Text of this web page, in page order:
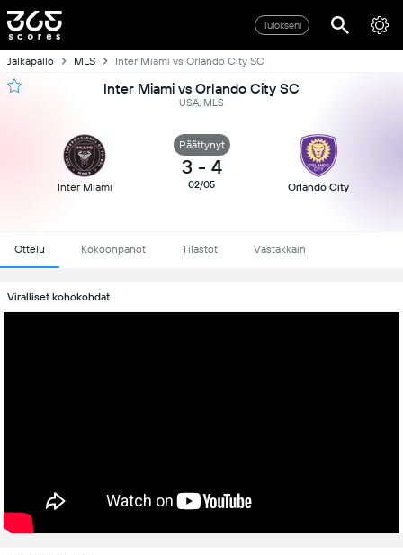
Tulokseni
Jalkapallo MLS Inter Miami vs Orlando City SC
Inter Miami vs Orlando City SC
USA, MLS
Inter Miami
Päättynyt
3 - 4
02/05 Orlando City
Ottelu Kokoonpanot Tilastot Vastakkain
Viralliset kohokohdat